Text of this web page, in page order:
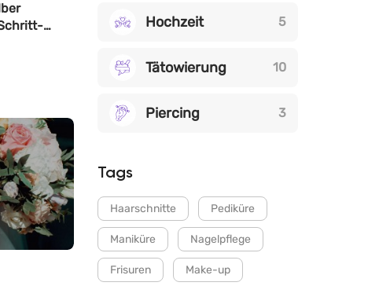
Hochzeit 5
Tätowierung 10
Piercing 3
Tags
Haarschnitte Pediküre
Maniküre Nagelpflege
Frisuren Make-up